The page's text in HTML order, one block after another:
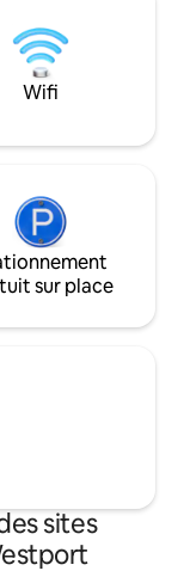
crépi de chaux. «
rayonne avec un
authentique. Elle
modernisée avec
vous avez besoin
Westport.
Wifi
sur place
sites